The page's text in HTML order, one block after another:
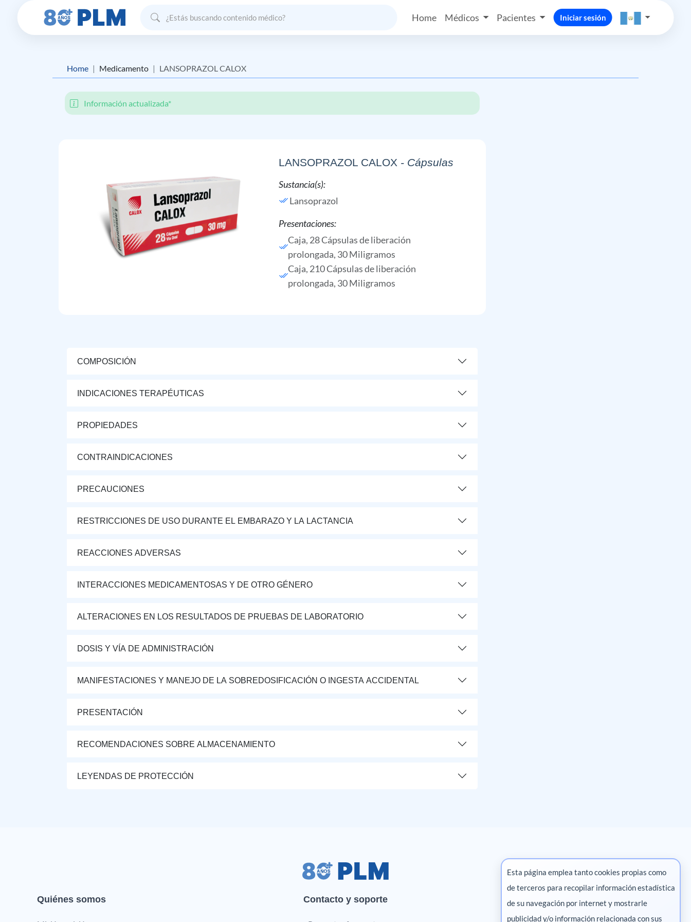
Home Médicos Pacientes Iniciar sesión
Home Medicamento LANSOPRAZOL CALOX
Información actualizada*
LANSOPRAZOL CALOX - Cápsulas
Sustancia(s):
Lansoprazol
Presentaciones:
Caja, 28 Cápsulas de liberación
prolongada, 30 Miligramos
Caja, 210 Cápsulas de liberación
prolongada, 30 Miligramos
COMPOSICIÓN
INDICACIONES TERAPÉUTICAS
PROPIEDADES
CONTRAINDICACIONES
PRECAUCIONES
RESTRICCIONES DE USO DURANTE EL EMBARAZO Y LA LACTANCIA
REACCIONES ADVERSAS
INTERACCIONES MEDICAMENTOSAS Y DE OTRO GÉNERO
ALTERACIONES EN LOS RESULTADOS DE PRUEBAS DE LABORATORIO
DOSIS Y VÍA DE ADMINISTRACIÓN
MANIFESTACIONES Y MANEJO DE LA SOBREDOSIFICACIÓN O INGESTA ACCIDENTAL
PRESENTACIÓN
RECOMENDACIONES SOBRE ALMACENAMIENTO
LEYENDAS DE PROTECCIÓN
Quiénes somos Contacto y soporte Marketing digital
Esta página emplea tanto cookies propias como
de terceros para recopilar información estadística
de su navegación por internet y mostrarle
publicidad y/o información relacionada con sus